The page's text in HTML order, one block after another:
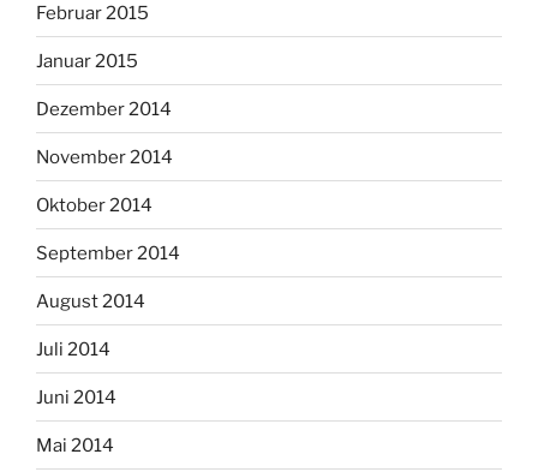
Februar 2015
Januar 2015
Dezember 2014
November 2014
Oktober 2014
September 2014
August 2014
Juli 2014
Juni 2014
Mai 2014